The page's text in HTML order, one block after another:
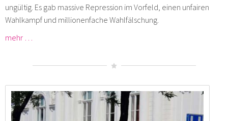
ungültig. Es gab massive Repression im Vorfeld, einen unfairen
Wahlkampf und millionenfache Wahlfälschung.
mehr …